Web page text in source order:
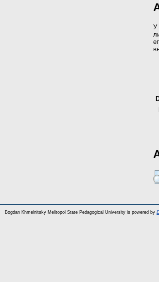
У
Bogdan Khmelnitsky Melitopol State Pedagogical University is powered by